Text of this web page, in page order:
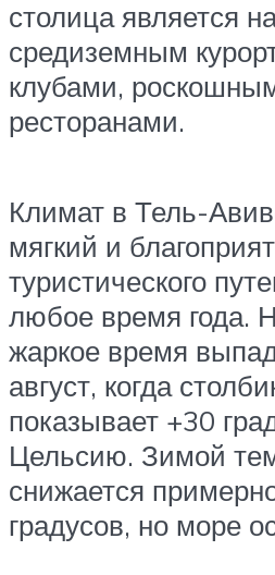
столица является
средиземным
клубами,
ресторанами.
Климат в Тель-
мягкий и
туристического
любое время года.
жаркое время
август, когда
показывает +30
Цельсию. Зимой
снижается
градусов, но море